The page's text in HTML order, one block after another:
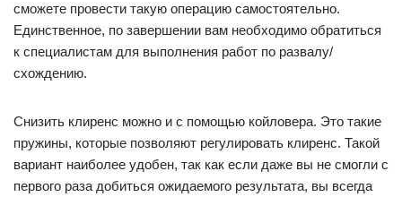
сможете провести такую операцию самостоятельно.
Единственное, по завершении вам необходимо обратиться
к специалистам для выполнения работ по развалу/
схождению.
Снизить клиренс можно и с помощью койловера. Это такие
пружины, которые позволяют регулировать клиренс. Такой
вариант наиболее удобен, так как если даже вы не смогли с
первого раза добиться ожидаемого результата, вы всегда